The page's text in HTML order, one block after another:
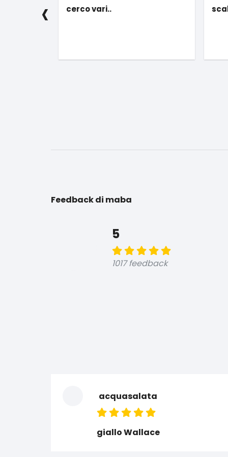
scaldavivande per lumini
‹
Feedback di maba
5
1017 feedback
acquasalata
giallo Wallace